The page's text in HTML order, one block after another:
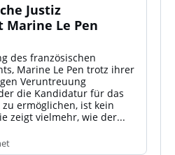
Justiz
Le Pen
des französischen
Marine Le Pen trotz ihrer
Veruntreuung
die Kandidatur für das
ermöglichen, ist kein
zeigt vielmehr, wie der...